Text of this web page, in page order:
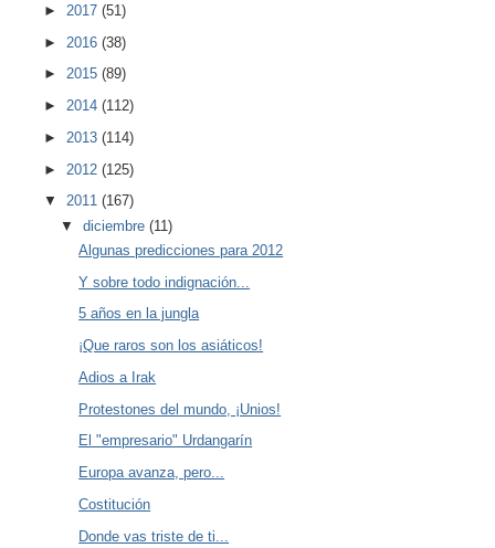
► 2017 (51)
► 2016 (38)
► 2015 (89)
► 2014 (112)
► 2013 (114)
► 2012 (125)
▼ 2011 (167)
▼diciembre(11)
Algunas predicciones para 2012
Y sobre todo indignación...
5 años en la jungla
¡Que raros son los asiáticos!
Adios a Irak
Protestones del mundo, ¡Unios!
El "empresario" Urdangarín
Europa avanza, pero...
Costitución
Donde vas triste de ti...